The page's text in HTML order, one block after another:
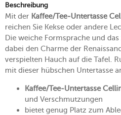
Beschreibung
Mit der Kaffee/Tee-Untertasse
reichen Sie Kekse oder andere
Die weiche Formsprache und
dabei den Charme der
verspielten Hauch auf die Tafel.
mit dieser hübschen Untertasse
Kaffee/Tee-Untertasse
und Verschmutzungen
bietet genug Platz zum